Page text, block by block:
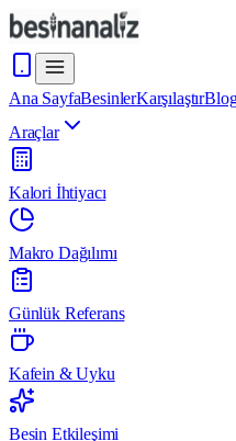
Ana SayfaBesinlerKarşılaştır
Araçlar
Kalori İhtiyacı
Makro Dağılımı
Günlük Referans
Kafein & Uyku
Besin Etkileşimi